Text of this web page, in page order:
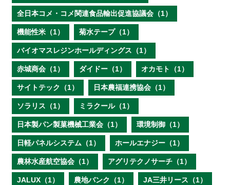
全日本コメ・コメ関連食品輸出促進協議会（1）
機能性米（1） 菊水テープ（1）
バイオマスレジンホールディングス（1）
赤城商会（1） ダイドー（1） オカモト（1）
サイトテック（1） 日本農福連携協会（1）
ソラリス（1） ミラクール（1）
日本製パン製菓機械工業会（1） 環境制御（1）
日軽パネルシステム（1） ホールエナジー（1）
農林水産航空協会（1） アグリテクノサーチ（1）
JALUX（1） 農地バンク（1） JA三井リース（1）